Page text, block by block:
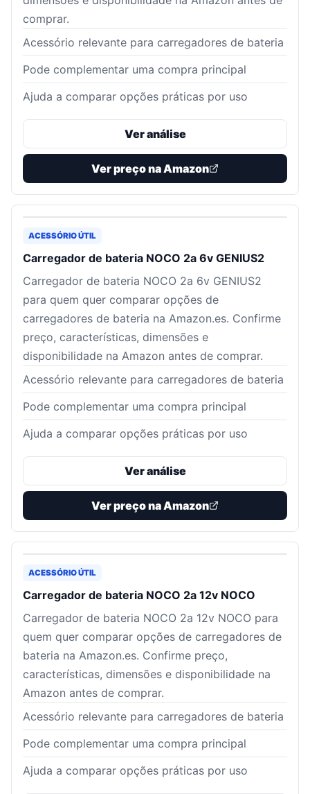
comprar.
Acessório relevante para carregadores de bateria
Pode complementar uma compra principal
Ajuda a comparar opções práticas por uso
Ver análise
Ver preço na Amazon
ACESSÓRIO ÚTIL
Carregador de bateria NOCO 2a 6v GENIUS2
Carregador de bateria NOCO 2a 6v GENIUS2
para quem quer comparar opções de
carregadores de bateria na Amazon.es. Confirme
preço, características, dimensões e
disponibilidade na Amazon antes de comprar.
Acessório relevante para carregadores de bateria
Pode complementar uma compra principal
Ajuda a comparar opções práticas por uso
Ver análise
Ver preço na Amazon
ACESSÓRIO ÚTIL
Carregador de bateria NOCO 2a 12v NOCO
Carregador de bateria NOCO 2a 12v NOCO para
quem quer comparar opções de carregadores de
bateria na Amazon.es. Confirme preço,
características, dimensões e disponibilidade na
Amazon antes de comprar.
Acessório relevante para carregadores de bateria
Pode complementar uma compra principal
Ajuda a comparar opções práticas por uso